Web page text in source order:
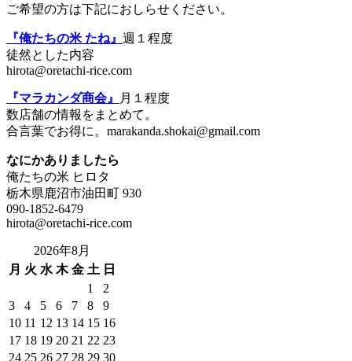
ご希望の方は下記におしらせください。
『俺たちの米 たね』 週１程度
徒然とした内容
hirota@oretachi-rice.com
『マラカンダ商会』
月１程度
数店舗の情報をまとめて。
合言葉でお得に。marakanda.shokai@gmail.com
なにかありましたら
俺たちの米 ヒロタ
栃木県鹿沼市油田町 930
090-1852-6479
hirota@oretachi-rice.com
2026年8月
月 火 水 木 金 土 日
1
2
3
4 5 6 7 8
9
10 11 12 13 14 15 16
17 18 19 20 21 22 23
24 25 26 27 28 29 30